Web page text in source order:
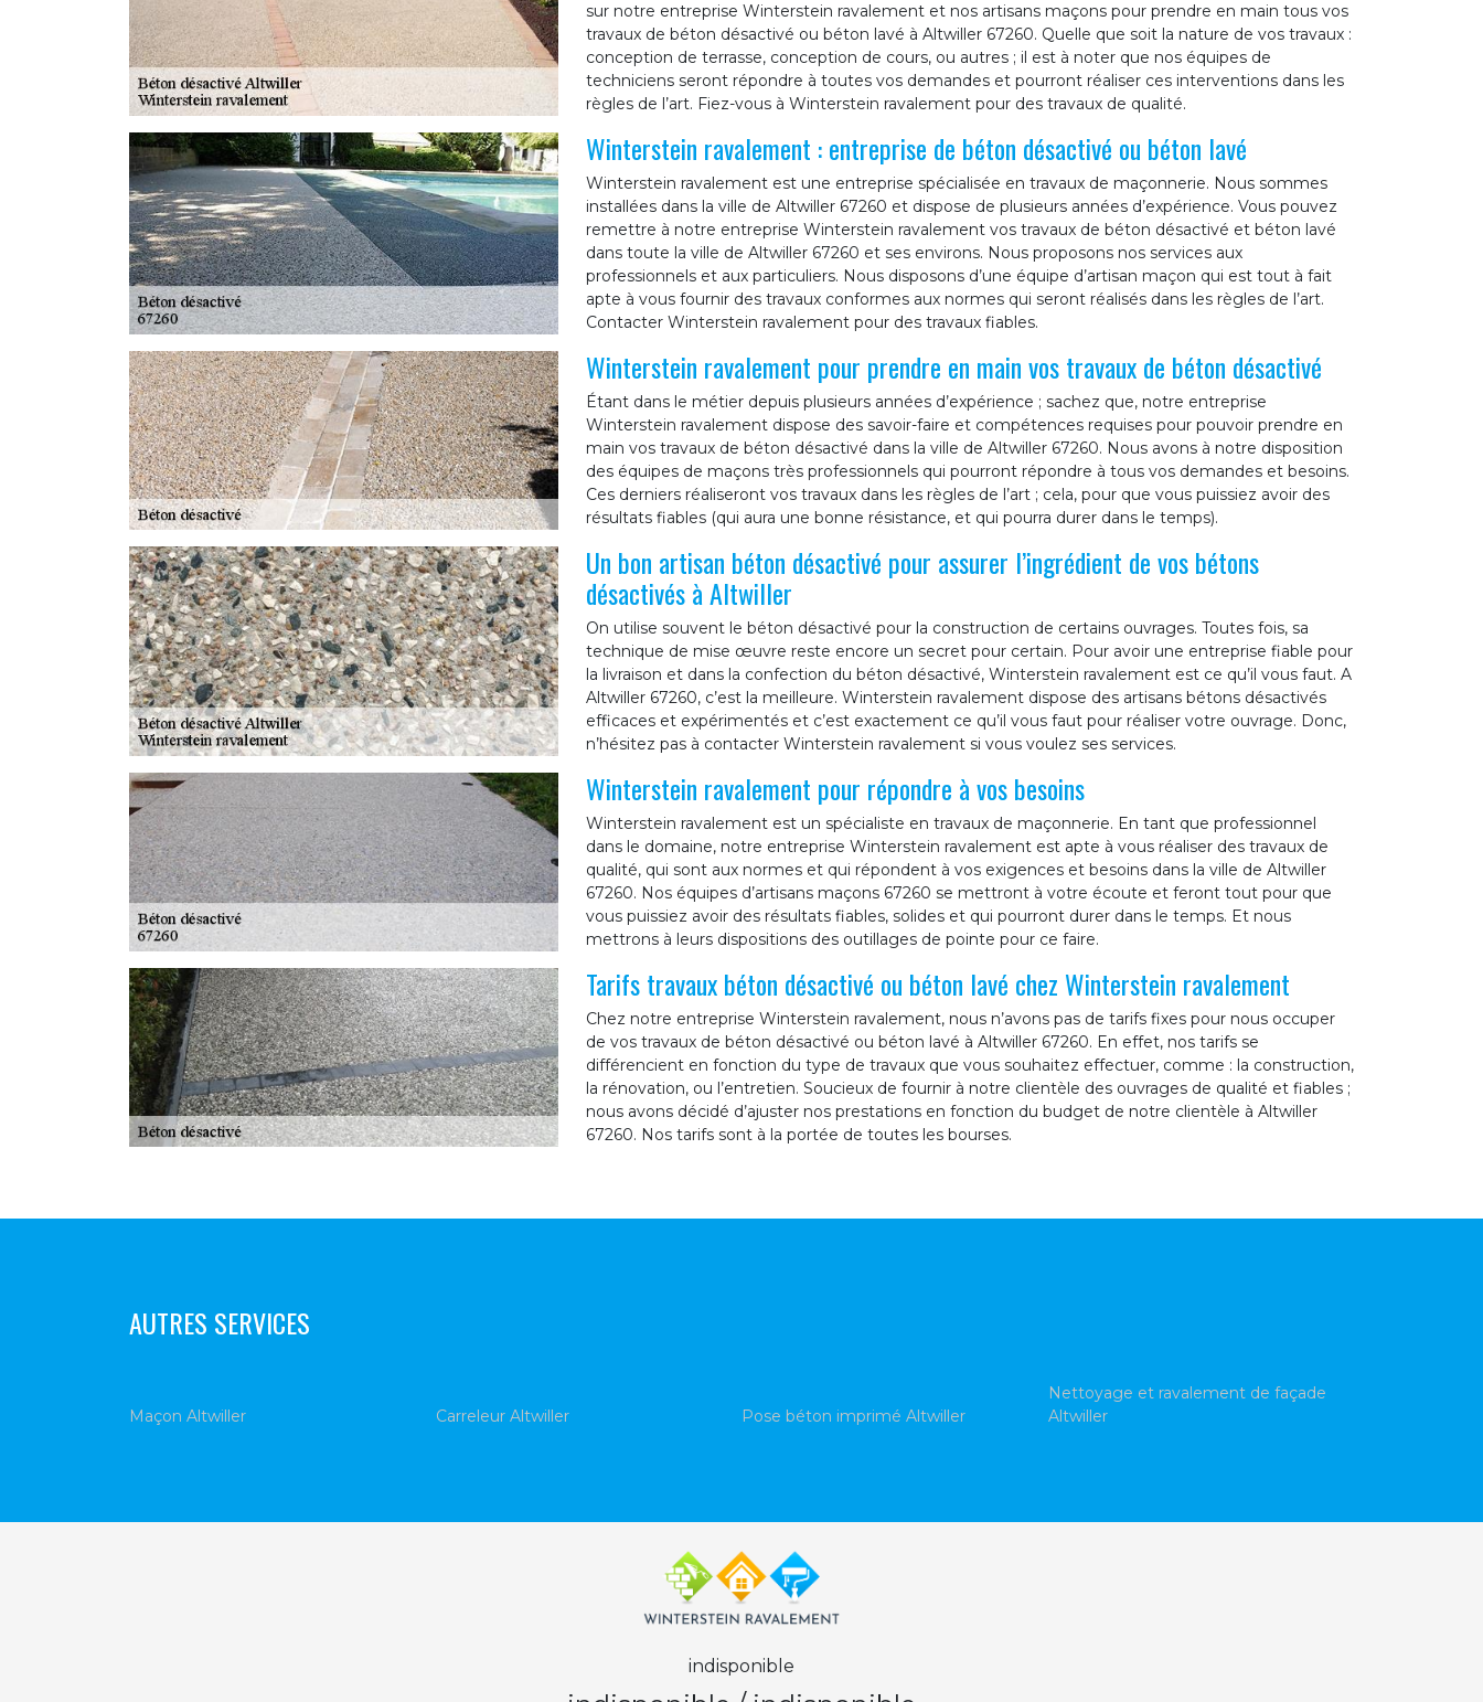
sur notre entreprise Winterstein ravalement et nos artisans maçons pour prendre en main tous vos
travaux de béton désactivé ou béton lavé à Altwiller 67260. Quelle que soit la nature de vos travaux :
conception de terrasse, conception de cours, ou autres ; il est à noter que nos équipes de
techniciens seront répondre à toutes vos demandes et pourront réaliser ces interventions dans les
règles de l’art. Fiez-vous à Winterstein ravalement pour des travaux de qualité.
Winterstein ravalement : entreprise de béton désactivé ou béton lavé
Winterstein ravalement est une entreprise spécialisée en travaux de maçonnerie. Nous sommes
installées dans la ville de Altwiller 67260 et dispose de plusieurs années d’expérience. Vous pouvez
remettre à notre entreprise Winterstein ravalement vos travaux de béton désactivé et béton lavé
dans toute la ville de Altwiller 67260 et ses environs. Nous proposons nos services aux
professionnels et aux particuliers. Nous disposons d’une équipe d’artisan maçon qui est tout à fait
apte à vous fournir des travaux conformes aux normes qui seront réalisés dans les règles de l’art.
Contacter Winterstein ravalement pour des travaux fiables.
Winterstein ravalement pour prendre en main vos travaux de béton désactivé
Étant dans le métier depuis plusieurs années d’expérience ; sachez que, notre entreprise
Winterstein ravalement dispose des savoir-faire et compétences requises pour pouvoir prendre en
main vos travaux de béton désactivé dans la ville de Altwiller 67260. Nous avons à notre disposition
des équipes de maçons très professionnels qui pourront répondre à tous vos demandes et besoins.
Ces derniers réaliseront vos travaux dans les règles de l’art ; cela, pour que vous puissiez avoir des
résultats fiables (qui aura une bonne résistance, et qui pourra durer dans le temps).
Un bon artisan béton désactivé pour assurer l’ingrédient de vos bétons
désactivés à Altwiller
On utilise souvent le béton désactivé pour la construction de certains ouvrages. Toutes fois, sa
technique de mise œuvre reste encore un secret pour certain. Pour avoir une entreprise fiable pour
la livraison et dans la confection du béton désactivé, Winterstein ravalement est ce qu’il vous faut. A
Altwiller 67260, c’est la meilleure. Winterstein ravalement dispose des artisans bétons désactivés
efficaces et expérimentés et c’est exactement ce qu’il vous faut pour réaliser votre ouvrage. Donc,
n’hésitez pas à contacter Winterstein ravalement si vous voulez ses services.
Winterstein ravalement pour répondre à vos besoins
Winterstein ravalement est un spécialiste en travaux de maçonnerie. En tant que professionnel
dans le domaine, notre entreprise Winterstein ravalement est apte à vous réaliser des travaux de
qualité, qui sont aux normes et qui répondent à vos exigences et besoins dans la ville de Altwiller
67260. Nos équipes d’artisans maçons 67260 se mettront à votre écoute et feront tout pour que
vous puissiez avoir des résultats fiables, solides et qui pourront durer dans le temps. Et nous
mettrons à leurs dispositions des outillages de pointe pour ce faire.
Tarifs travaux béton désactivé ou béton lavé chez Winterstein ravalement
Chez notre entreprise Winterstein ravalement, nous n’avons pas de tarifs fixes pour nous occuper
de vos travaux de béton désactivé ou béton lavé à Altwiller 67260. En effet, nos tarifs se
différencient en fonction du type de travaux que vous souhaitez effectuer, comme : la construction,
la rénovation, ou l’entretien. Soucieux de fournir à notre clientèle des ouvrages de qualité et fiables ;
nous avons décidé d’ajuster nos prestations en fonction du budget de notre clientèle à Altwiller
67260. Nos tarifs sont à la portée de toutes les bourses.
AUTRES SERVICES
Maçon Altwiller Carreleur Altwiller Pose béton imprimé Altwiller
Nettoyage et ravalement de façade
Altwiller
indisponible